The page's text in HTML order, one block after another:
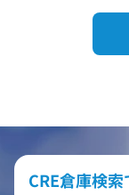
CRE倉庫検